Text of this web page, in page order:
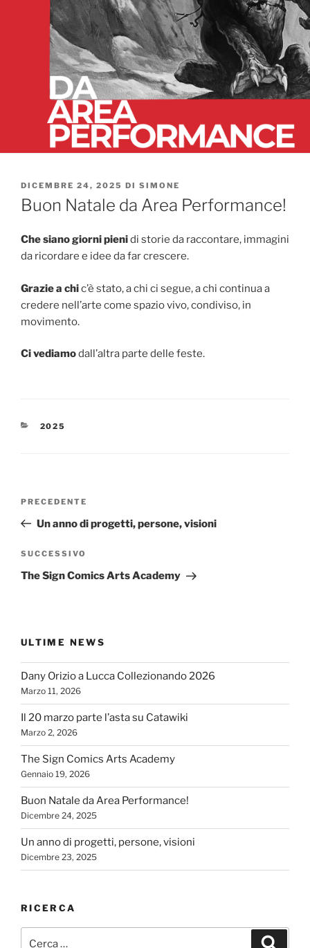
PUBBLICATO
IL
DICEMBRE 24, 2025 DI SIMONE
Buon Natale da Area Performance!
Che siano giorni pienidi storie da raccontare, immagini
da ricordare e idee da far crescere.
Grazie a chic’è stato, a chi ci segue, a chi continua a
credere nell’arte come spazio vivo, condiviso, in
movimento.
Ci vediamodall’altra parte delle feste.
CATEGORIE
2025
Articolo
precedente:
PRECEDENTE
Un anno di progetti, persone, visioni
Articolo
successivo
SUCCESSIVO
The Sign Comics Arts Academy
ULTIME NEWS
Dany Orizio a Lucca Collezionando 2026
Marzo 11, 2026
Il 20 marzo parte l’asta su Catawiki
Marzo 2, 2026
The Sign Comics Arts Academy
Gennaio 19, 2026
Buon Natale da Area Performance!
Dicembre 24, 2025
Un anno di progetti, persone, visioni
Dicembre 23, 2025
RICERCA